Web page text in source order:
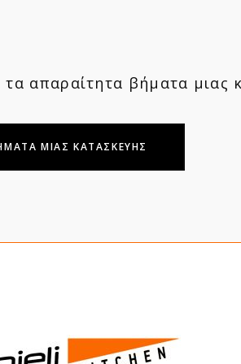
τα απαραίτητα βήματα μιας
ΜΙΑΣ ΚΑΤΑΣΚΕΥΗΣ